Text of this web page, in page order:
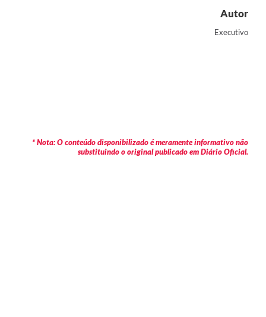
Autor
Executivo
* Nota: O conteúdo disponibilizado é meramente informativo não
substituindo o original publicado em Diário Oficial.